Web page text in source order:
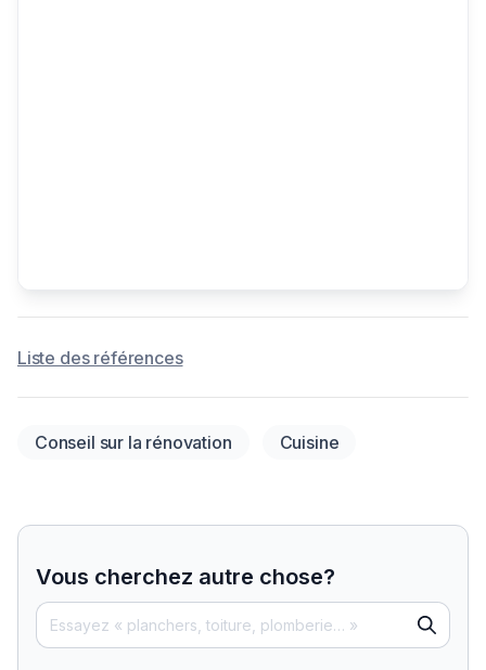
Liste des références
Conseil sur la rénovation Cuisine
Vous cherchez autre chose?